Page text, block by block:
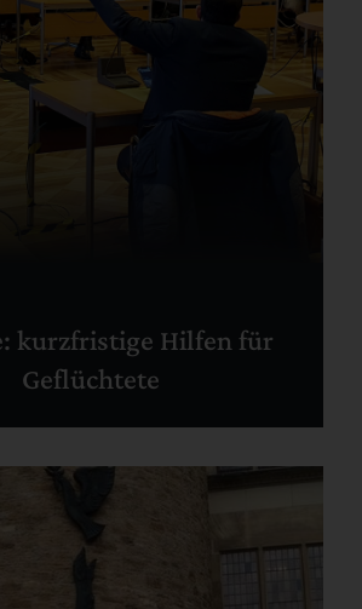
kurzfristige Hilfen für
Geflüchtete